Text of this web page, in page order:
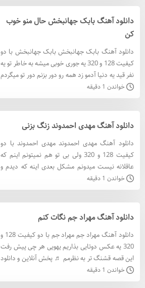
دانلود آهنگ بابک جهانبخش حال منو خوب
کن
دانلود آهنگ بابک جهانبخش بابک جهانبخش با دو
کیفیت 128 و 320 یه جوری خوبی میشه به خاطر تو یه
نفر قید یه دنیا آدمو زد همه رو دور بزنم دور تو میگردم
♬ پخش آنلاین و دانلود ♬ دانلود آهنگ بابک
جهانبخش
خواندن 1 دقیقه
دانلود آهنگ مهدی احمدوند زنگ بزنی
دانلود آهنگ مهدی احمدوند مهدی احمدوند با دو
کیفیت 128 و 320 ولی بی تو هم نمیتونم اینم که
عاقلانه نیست میدونم مشکل بعدی اینه که دیدم و
من بازم باورم نمیشه ♬ پخش آنلاین و دانلود ♬
دانلود آهنگ مهدی
خواندن 1 دقیقه
دانلود آهنگ مهراد جم نگات کنم
دانلود آهنگ مهراد جم مهراد جم با دو کیفیت 128 و
320 یه عکس دوتایی بذاریم یهویی هر چی پیش رفت
این قصه قشنگ تر به نظرمم ♬ پخش آنلاین و دانلود
آهنگ مهراد
خواندن 1 دقیقه